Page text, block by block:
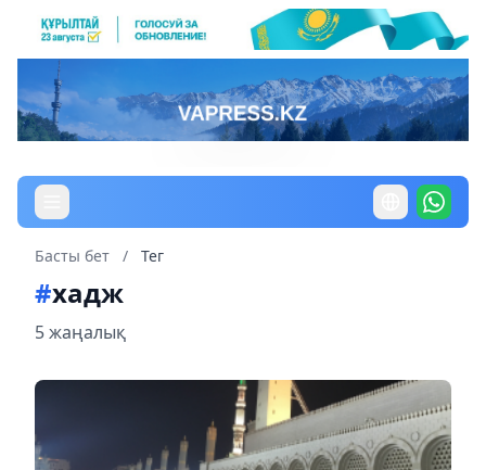
Басты бет / Тег
#хадж
5 жаңалық